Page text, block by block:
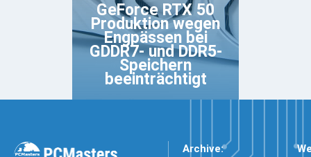
GeForce RTX 50
Produktion wegen
Engpässen bei
GDDR7- und DDR5-
Speichern
beeinträchtigt
Archive: